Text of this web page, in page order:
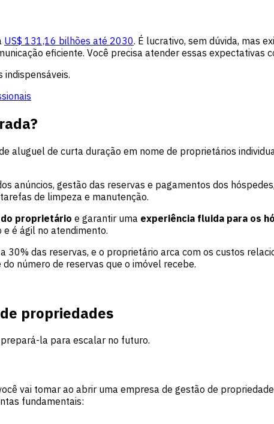
US$ 131,16 bilhões até 2030. É lucrativo, sem dúvida, mas
eficiente. Você precisa atender essas expectativas
aluguel de curta duração em nome de proprietários
anúncios, gestão das reservas e pagamentos dos
de limpeza e manutenção.
do proprietário e garantir uma experiência fluida para os
é ágil no atendimento.
30% das reservas, e o proprietário arca com os custos
número de reservas que o imóvel recebe.
propriedades
la para escalar no futuro.
vai tomar ao abrir uma empresa de gestão de
fundamentais: